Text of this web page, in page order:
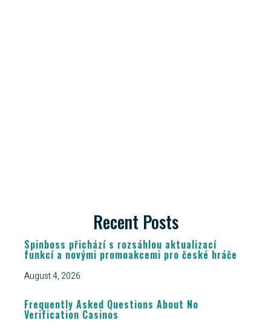
Recent Posts
Spinboss přichází s rozsáhlou aktualizací
funkcí a novými promoakcemi pro české hráče
August 4, 2026
Frequently Asked Questions About No
Verification Casinos